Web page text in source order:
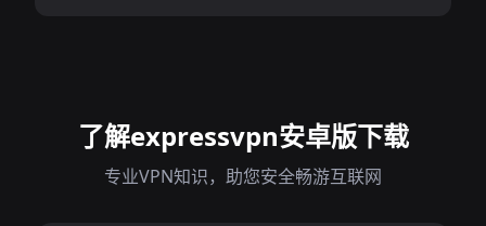
了解expressvpn安卓版下载
专业VPN知识，助您安全畅游互联网